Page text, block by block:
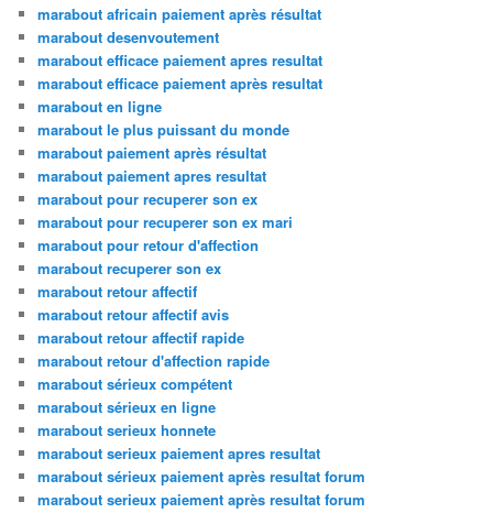
marabout africain paiement après résultat
marabout desenvoutement
marabout efficace paiement apres resultat
marabout efficace paiement après resultat
marabout en ligne
marabout le plus puissant du monde
marabout paiement après résultat
marabout paiement apres resultat
marabout pour recuperer son ex
marabout pour recuperer son ex mari
marabout pour retour d'affection
marabout recuperer son ex
marabout retour affectif
marabout retour affectif avis
marabout retour affectif rapide
marabout retour d'affection rapide
marabout sérieux compétent
marabout sérieux en ligne
marabout serieux honnete
marabout serieux paiement apres resultat
marabout sérieux paiement après resultat forum
marabout serieux paiement après resultat forum